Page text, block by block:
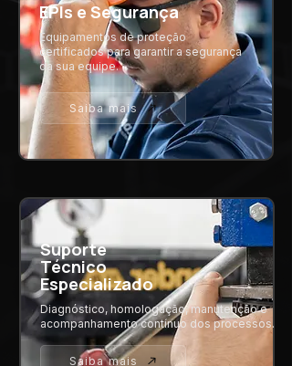
EPIs e Segurança
Equipamentos de proteção
certificados para garantir a segurança
da sua equipe.
Saiba mais
Suporte
Técnico
Especializado
Diagnóstico, homologação, manutenção e
acompanhamento contínuo dos processos.
Saiba mais